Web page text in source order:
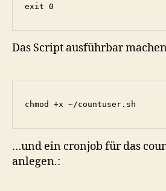
exit 0
Das Script ausführbar
chmod +x ~/countuser.sh
…und ein cronjob für das
anlegen.: